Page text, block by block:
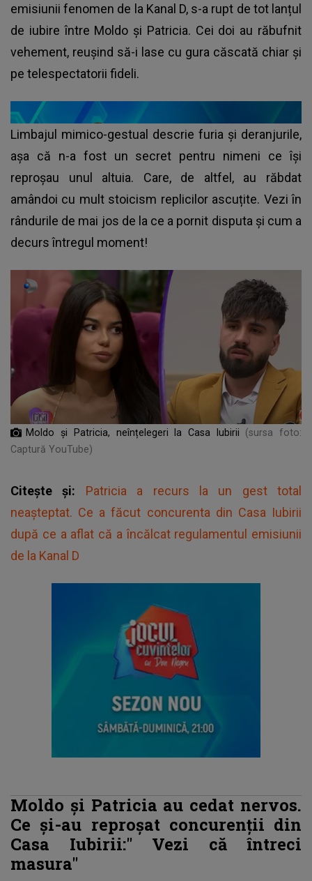
emisiunii fenomen de la Kanal D, s-a rupt de tot lanțul
de iubire între Moldo și Patricia. Cei doi au răbufnit
vehement, reușind să-i lase cu gura căscată chiar și
pe telespectatorii fideli.
Limbajul mimico-gestual descrie furia și deranjurile,
așa că n-a fost un secret pentru nimeni ce își
reproșau unul altuia. Care, de altfel, au răbdat
amândoi cu mult stoicism replicilor ascuțite. Vezi în
rândurile de mai jos de la ce a pornit disputa și cum a
decurs întregul moment!
Moldo și Patricia, neînțelegeri la Casa Iubirii
(sursa foto:
Captură YouTube)
Citește și: Patricia a recurs la un gest total
neașteptat. Ce a făcut concurenta din Casa Iubirii
după ce a aflat că a încălcat regulamentul emisiunii
de la Kanal D
Moldo și Patricia au cedat nervos.
Ce și-au reproșat concurenții din
Casa Iubirii:" Vezi că întreci
masura"